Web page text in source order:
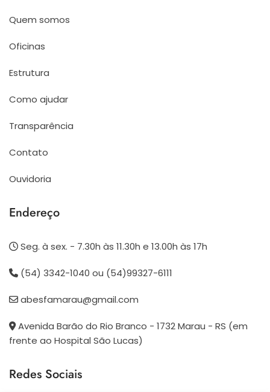
Quem somos
Oficinas
Estrutura
Como ajudar
Transparência
Contato
Ouvidoria
Endereço
Seg. à sex. - 7.30h às 11.30h e 13.00h às 17h
(54) 3342-1040 ou (54)99327-6111
abesfamarau@gmail.com
Avenida Barão do Rio Branco - 1732 Marau - RS (em
frente ao Hospital São Lucas)
Redes Sociais